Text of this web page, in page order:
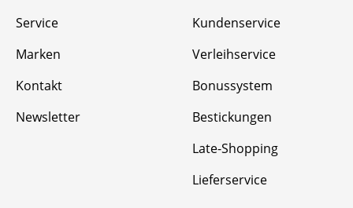
Service
Marken
Kontakt
Newsletter
Kundenservice
Verleihservice
Bonussystem
Bestickungen
Late-Shopping
Lieferservice